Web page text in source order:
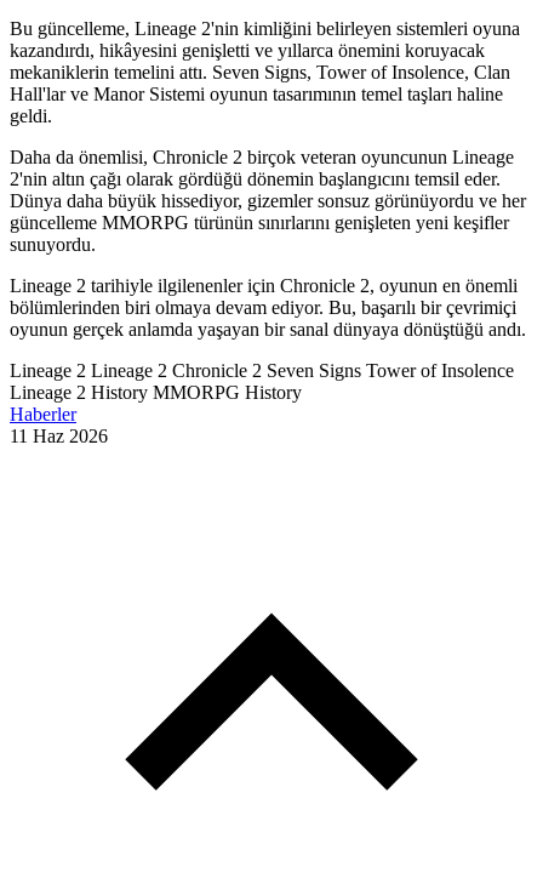
Bu güncelleme, Lineage 2'nin kimliğini belirleyen sistemleri oyuna
kazandırdı, hikâyesini genişletti ve yıllarca önemini koruyacak
mekaniklerin temelini attı. Seven Signs, Tower of Insolence, Clan
Hall'lar ve Manor Sistemi oyunun tasarımının temel taşları haline
geldi.
Daha da önemlisi, Chronicle 2 birçok veteran oyuncunun Lineage
2'nin altın çağı olarak gördüğü dönemin başlangıcını temsil eder.
Dünya daha büyük hissediyor, gizemler sonsuz görünüyordu ve her
güncelleme MMORPG türünün sınırlarını genişleten yeni keşifler
sunuyordu.
Lineage 2 tarihiyle ilgilenenler için Chronicle 2, oyunun en önemli
bölümlerinden biri olmaya devam ediyor. Bu, başarılı bir çevrimiçi
oyunun gerçek anlamda yaşayan bir sanal dünyaya dönüştüğü andı.
Lineage 2 Lineage 2 Chronicle 2 Seven Signs Tower of Insolence
Lineage 2 History MMORPG History
Haberler
11 Haz 2026